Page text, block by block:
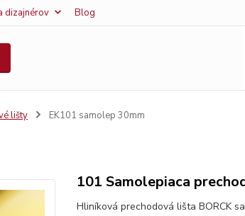
dizajnérov Blog
lišty EK101 samolep 30mm
101 Samolepiaca
Hliníková prechodová lišta BORCK